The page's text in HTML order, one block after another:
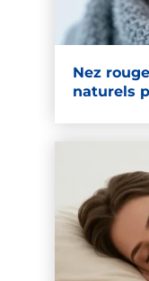
Nez
naturels